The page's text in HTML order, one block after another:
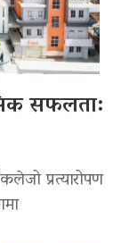
सफलता:
प्रत्यारोपण